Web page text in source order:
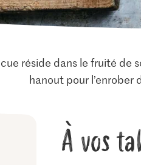
réside dans le fruité de
hanout pour l’enrober
À vos